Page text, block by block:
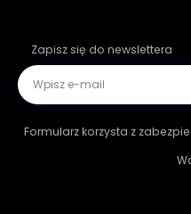
Zapisz się do newslettera
Formularz korzysta z